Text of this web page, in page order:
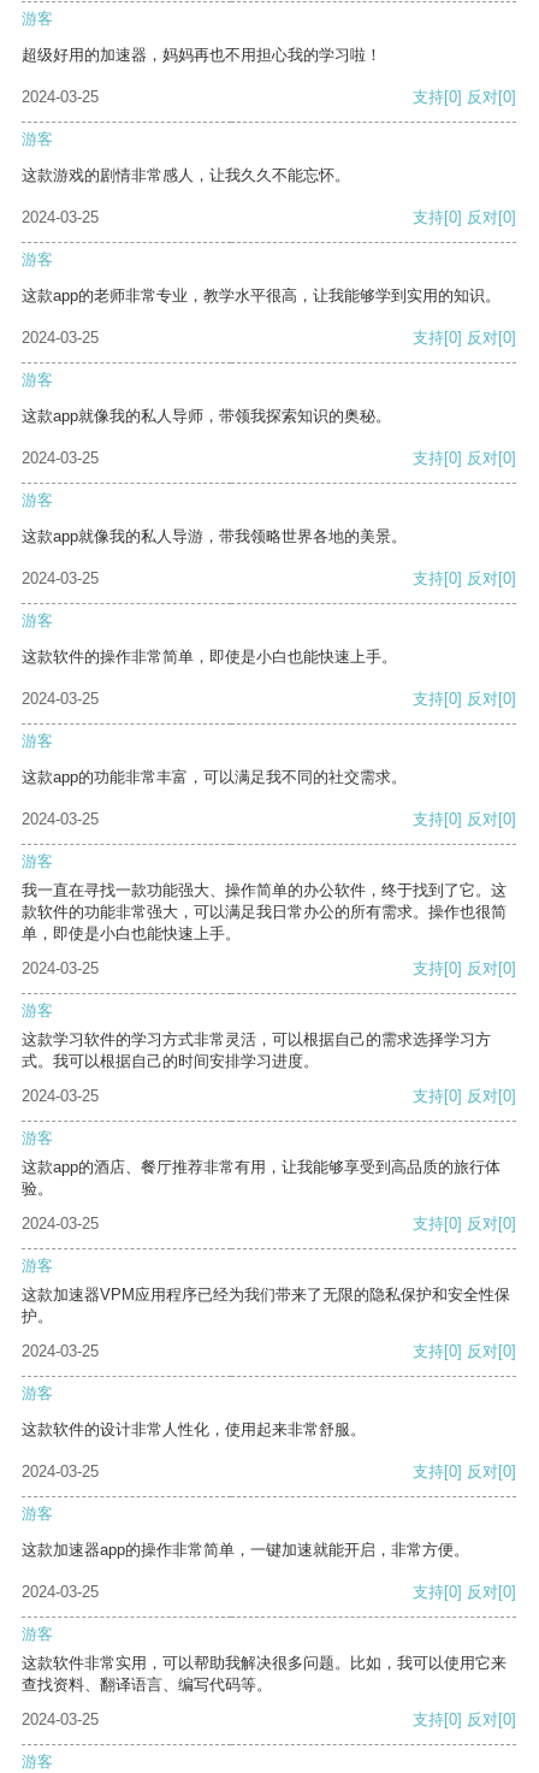
游客
超级好用的加速器，妈妈再也不用担心我的学习啦！
2024-03-25 支持[0] 反对[0]
游客
这款游戏的剧情非常感人，让我久久不能忘怀。
2024-03-25 支持[0] 反对[0]
游客
这款app的老师非常专业，教学水平很高，让我能够学到实用的知识。
2024-03-25 支持[0] 反对[0]
游客
这款app就像我的私人导师，带领我探索知识的奥秘。
2024-03-25 支持[0] 反对[0]
游客
这款app就像我的私人导游，带我领略世界各地的美景。
2024-03-25 支持[0] 反对[0]
游客
这款软件的操作非常简单，即使是小白也能快速上手。
2024-03-25 支持[0] 反对[0]
游客
这款app的功能非常丰富，可以满足我不同的社交需求。
2024-03-25 支持[0] 反对[0]
游客
我一直在寻找一款功能强大、操作简单的办公软件，终于找到了它。这
款软件的功能非常强大，可以满足我日常办公的所有需求。操作也很简
单，即使是小白也能快速上手。
2024-03-25
支持[0] 反对[0]
游客
这款学习软件的学习方式非常灵活，可以根据自己的需求选择学习方
式。我可以根据自己的时间安排学习进度。
2024-03-25
支持[0] 反对[0]
游客
这款app的酒店、餐厅推荐非常有用，让我能够享受到高品质的旅行体
验。
2024-03-25
支持[0] 反对[0]
游客
这款加速器VPM应用程序已经为我们带来了无限的隐私保护和安全性保
护。
2024-03-25
支持[0] 反对[0]
游客
这款软件的设计非常人性化，使用起来非常舒服。
2024-03-25 支持[0] 反对[0]
游客
这款加速器app的操作非常简单，一键加速就能开启，非常方便。
2024-03-25 支持[0] 反对[0]
游客
这款软件非常实用，可以帮助我解决很多问题。比如，我可以使用它来
查找资料、翻译语言、编写代码等。
2024-03-25
支持[0] 反对[0]
游客